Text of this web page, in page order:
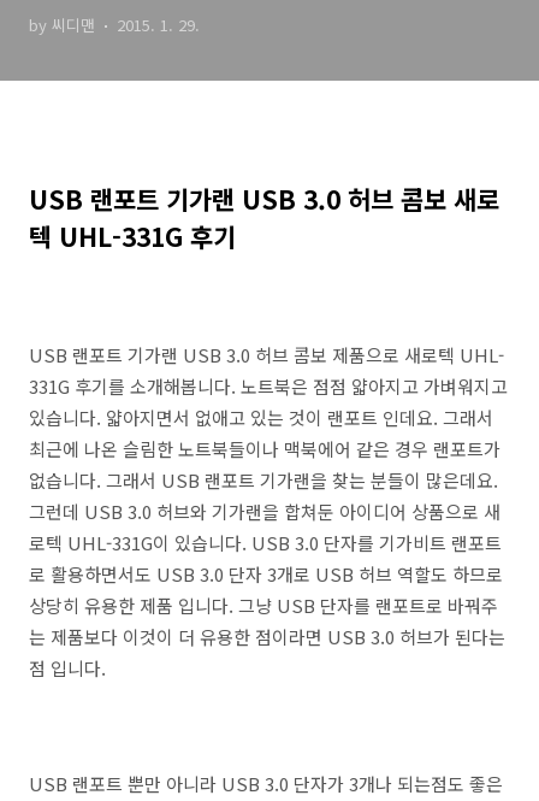
by 씨디맨 2015. 1. 29.
USB 랜포트 기가랜 USB 3.0 허브 콤보 새로
텍 UHL-331G 후기
USB 랜포트 기가랜 USB 3.0 허브 콤보 제품으로 새로텍 UHL-
331G 후기를 소개해봅니다. 노트북은 점점 얇아지고 가벼워지고
있습니다. 얇아지면서 없애고 있는 것이 랜포트 인데요. 그래서
최근에 나온 슬림한 노트북들이나 맥북에어 같은 경우 랜포트가
없습니다. 그래서 USB 랜포트 기가랜을 찾는 분들이 많은데요.
그런데 USB 3.0 허브와 기가랜을 합쳐둔 아이디어 상품으로 새
로텍 UHL-331G이 있습니다. USB 3.0 단자를 기가비트 랜포트
로 활용하면서도 USB 3.0 단자 3개로 USB 허브 역할도 하므로
상당히 유용한 제품 입니다. 그냥 USB 단자를 랜포트로 바꿔주
는 제품보다 이것이 더 유용한 점이라면 USB 3.0 허브가 된다는
점 입니다.
USB 랜포트 뿐만 아니라 USB 3.0 단자가 3개나 되는점도 좋은